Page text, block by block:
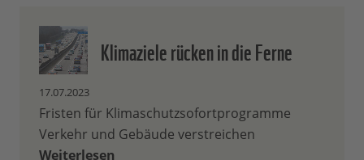
Klimaziele rücken in die Ferne
17.07.2023
Fristen für Klimaschutzsofortprogramme
Verkehr und Gebäude verstreichen
Weiterlesen